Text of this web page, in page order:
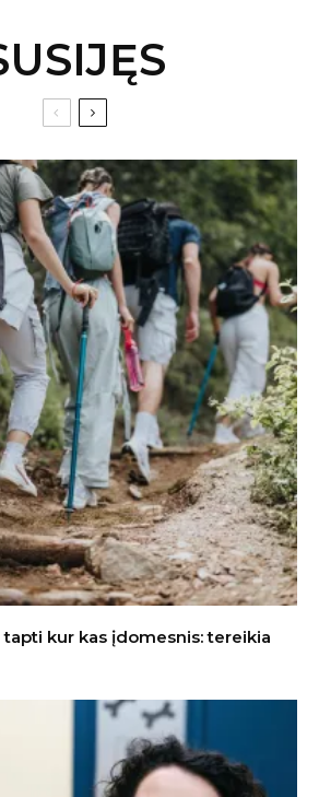
tapti kur kas įdomesnis: tereikia